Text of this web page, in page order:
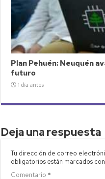
Plan Pehuén: Neuquén
futuro
1 día antes
Deja una respuesta
Tu dirección de correo
obligatorios están marcados con
Comentario *